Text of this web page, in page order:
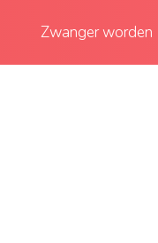
Zwanger worden